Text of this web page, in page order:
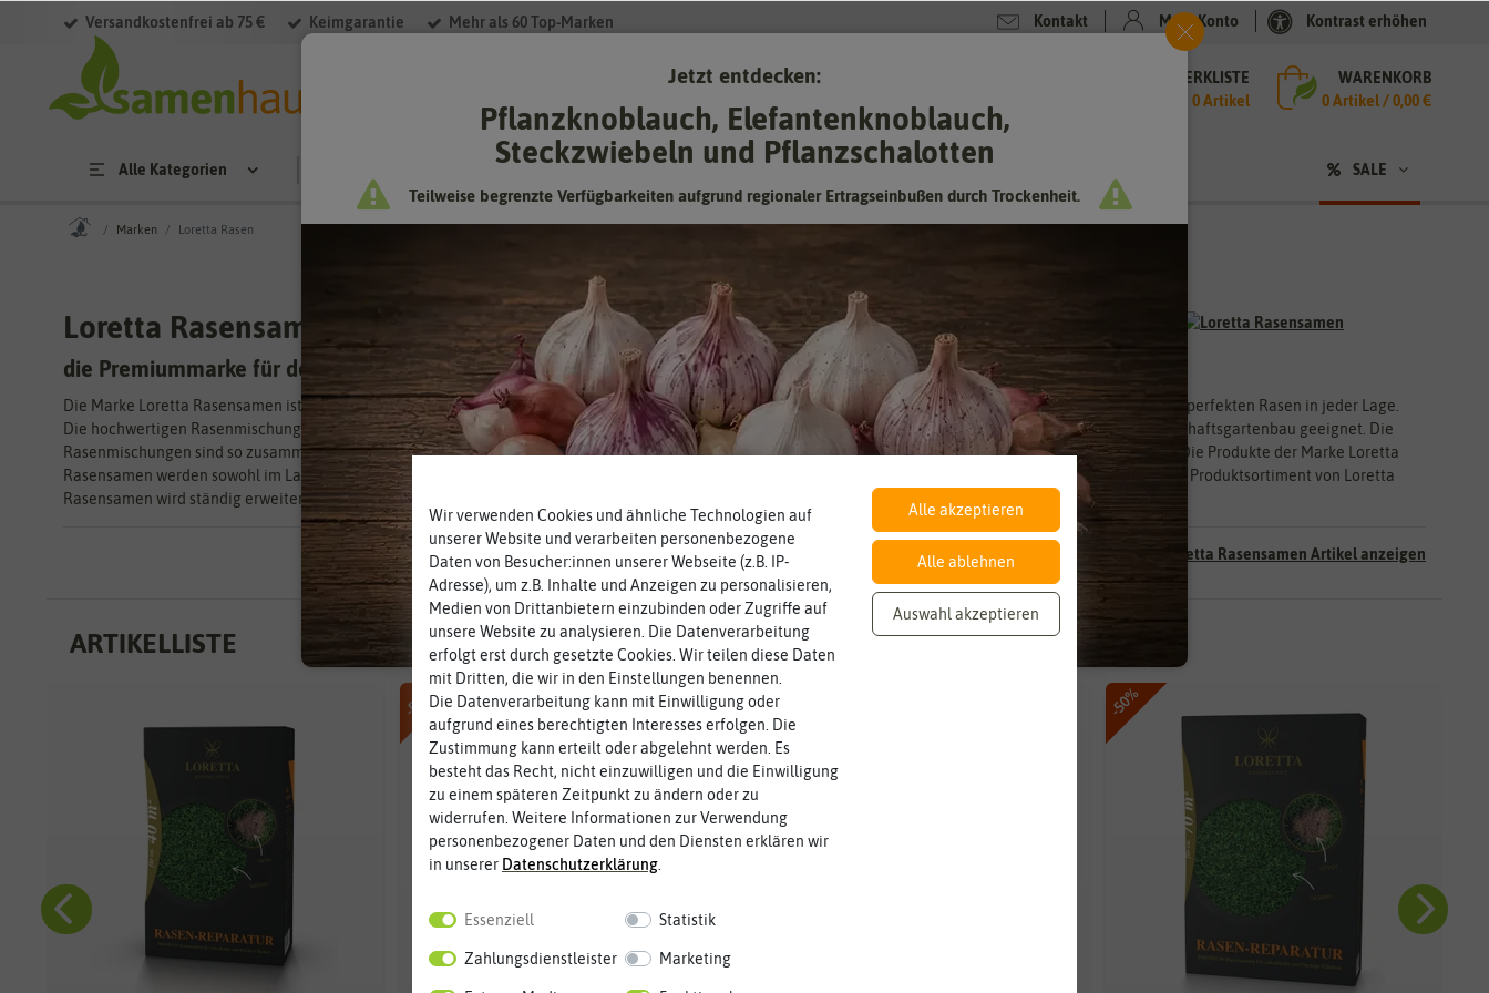
Versandkostenfrei ab 75 € Keimgarantie Mehr als 60 Top-Marken Kontakt Mein Konto Kontrast erhöhen
MERKLISTE
0 Artikel
WARENKORB
0Artikel /0,00 €
Alle Kategorien SALE
Marken Loretta Rasen
Loretta Rasensamen
die Premiummarke für den Rasen
Die Marke Loretta Rasensamen ist eine Produkt von Feldsaaten Freudenberger. Die Marke enthält verschiedene Rasenarten für gehobene Ansprüche und für den perfekten Rasen in jeder Lage.
Die hochwertigen Rasenmischungen gibt es in Premium-Qualität für den Garten. Dabei sind die Rasensorten sowohl für den Hobbygärtner als auch für den Landschaftsgartenbau geeignet. Die
Rasenmischungen sind so zusammengesetzt, dass sie an unterschiedliche Bedingungen vor Ort angepasst sind und selbst höchsten Ansprüchen gerecht werden. Die Produkte der Marke Loretta
Rasensamen werden sowohl im Labor als auch auf dem Versuchsfeld getestet. Das Saatgut wird besonders schonend behandelt und ständig weiterentwickelt. Das Produktsortiment von Loretta
Rasensamen wird ständig erweitert und verbessert.
Alle Loretta Rasensamen Artikel anzeigen
ARTIKELLISTE
-50% -50% -50%
Wir verwenden Cookies und ähnliche Technologien auf
unserer Website und verarbeiten personenbezogene
Daten von Besucher:innen unserer Webseite (z.B. IP-
Adresse), um z.B. Inhalte und Anzeigen zu personalisieren,
Medien von Drittanbietern einzubinden oder Zugriffe auf
unsere Website zu analysieren. Die Datenverarbeitung
erfolgt erst durch gesetzte Cookies. Wir teilen diese Daten
mit Dritten, die wir in den Einstellungen benennen.
Die Datenverarbeitung kann mit Einwilligung oder
aufgrund eines berechtigten Interesses erfolgen. Die
Zustimmung kann erteilt oder abgelehnt werden. Es
besteht das Recht, nicht einzuwilligen und die Einwilligung
zu einem späteren Zeitpunkt zu ändern oder zu
widerrufen. Weitere Informationen zur Verwendung
personenbezogener Daten und den Diensten erklären wir
in unserer Daten­schutz­erklärung
Essenziell Statistik
Zahlungsdienstleister Marketing
Alle akzeptieren
Alle ablehnen
Auswahl akzeptieren
Jetzt entdecken:
Pflanzknoblauch, Elefantenknoblauch,
Steckzwiebeln und Pflanzschalotten
Teilweise begrenzte Verfügbarkeiten aufgrund regionaler Ertragseinbußen durch Trockenheit.
Knoblauch & Zwiebeln